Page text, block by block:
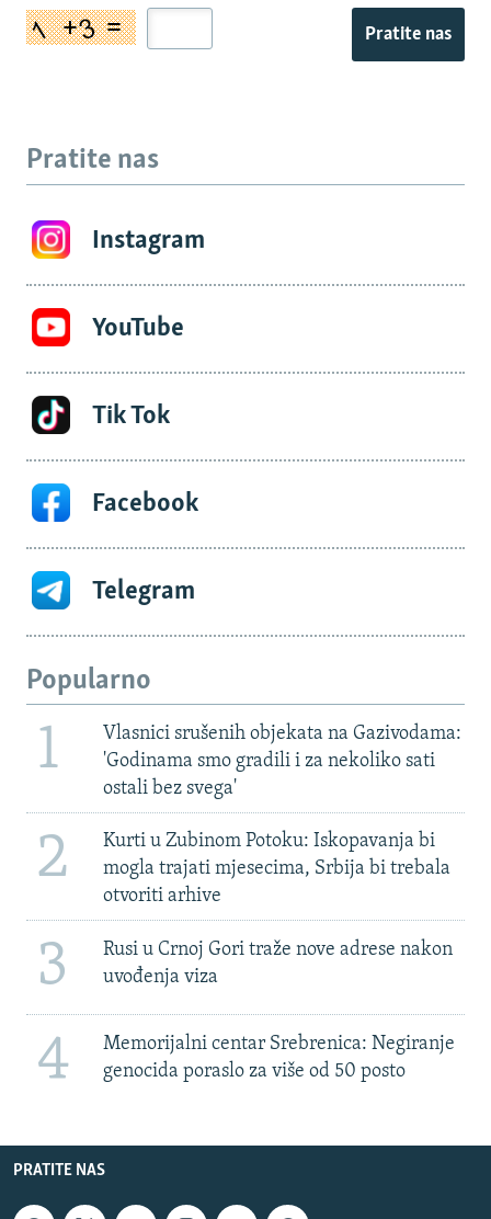
Pratite nas
Pratite nas
Instagram
YouTube
Tik Tok
Facebook
Telegram
Popularno
1
Vlasnici srušenih objekata na Gazivodama:
'Godinama smo gradili i za nekoliko sati
ostali bez svega'
2
Kurti u Zubinom Potoku: Iskopavanja bi
mogla trajati mjesecima, Srbija bi trebala
otvoriti arhive
3
Rusi u Crnoj Gori traže nove adrese nakon
uvođenja viza
4
Memorijalni centar Srebrenica: Negiranje
genocida poraslo za više od 50 posto
PRATITE NAS